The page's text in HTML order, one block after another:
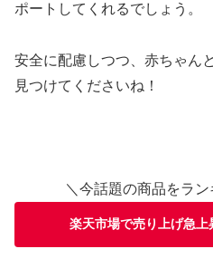
ポートしてくれるでしょう。
安全に配慮しつつ、赤ちゃん
見つけてくださいね！
＼今話題の商品をラ
楽天市場で売り上げ急上